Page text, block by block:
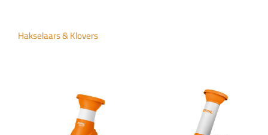
Hakselaars & Klovers